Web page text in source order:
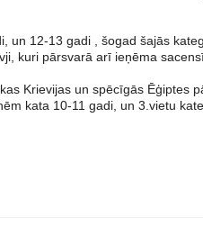
un 12-13 gadi , šogad šajās
kuri pārsvarā arī ieņēma
Krievijas un spēcīgās Ēģiptes
kata 10-11 gadi, un 3.vietu